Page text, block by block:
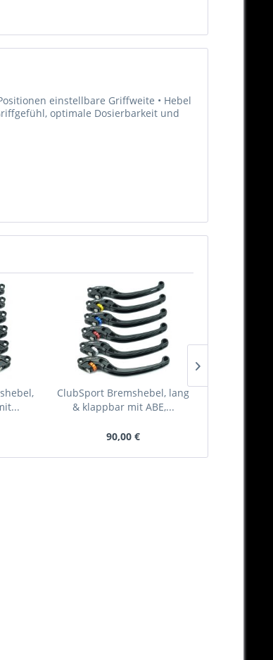
einstellbare Griffweite • Hebel
optimale Dosierbarkeit und
ClubSport Bremshebel, lang
& klappbar mit ABE,...
90,00 €